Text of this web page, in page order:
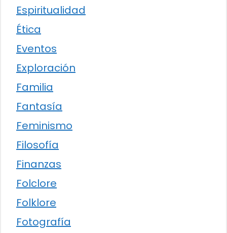
Espiritualidad
Ética
Eventos
Exploración
Familia
Fantasía
Feminismo
Filosofía
Finanzas
Folclore
Folklore
Fotografía